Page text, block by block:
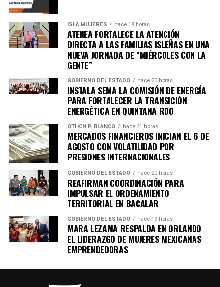
ISLA MUJERES hace 18 horas
ATENEA FORTALECE LA ATENCIÓN
DIRECTA A LAS FAMILIAS ISLEÑAS EN UNA
NUEVA JORNADA DE “MIÉRCOLES CON LA
GENTE”
GOBIERNO DEL ESTADO hace 20 horas
INSTALA SEMA LA COMISIÓN DE ENERGÍA
PARA FORTALECER LA TRANSICIÓN
ENERGÉTICA EN QUINTANA ROO
OTHON P. BLANCO hace 21 horas
MERCADOS FINANCIEROS INICIAN EL 6 DE
AGOSTO CON VOLATILIDAD POR
PRESIONES INTERNACIONALES
GOBIERNO DEL ESTADO hace 20 horas
REAFIRMAN COORDINACIÓN PARA
IMPULSAR EL ORDENAMIENTO
TERRITORIAL EN BACALAR
GOBIERNO DEL ESTADO hace 19 horas
MARA LEZAMA RESPALDA EN ORLANDO
EL LIDERAZGO DE MUJERES MEXICANAS
EMPRENDEDORAS